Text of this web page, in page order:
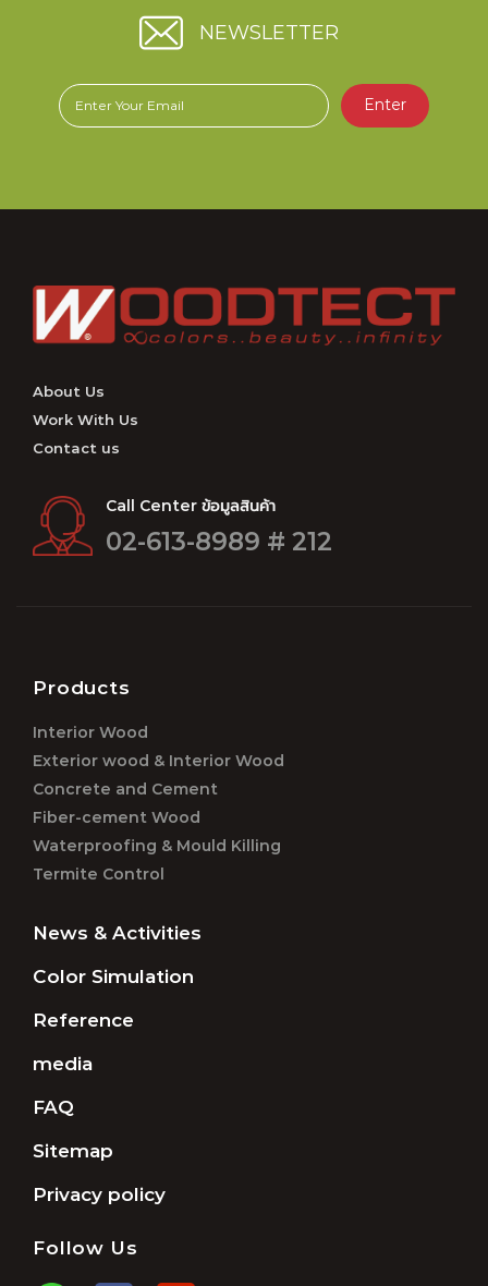
NEWSLETTER
Enter
About Us
Work With Us
Contact us
Call Center ข้อมูลสินค้า
02-613-8989 # 212
Products
Interior Wood
Exterior wood & Interior Wood
Concrete and Cement
Fiber-cement Wood
Waterproofing & Mould Killing
Termite Control
News & Activities
Color Simulation
Reference
media
FAQ
Sitemap
Privacy policy
Follow Us